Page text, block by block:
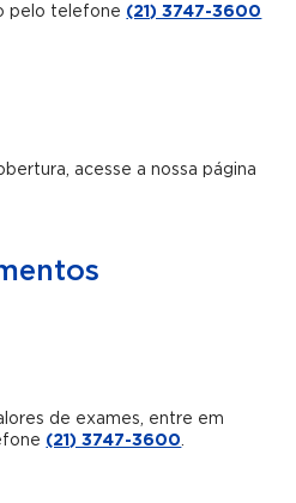
pelo telefone (21) 3747-3600
acesse a nossa página
de exames, entre em
(21) 3747-3600.